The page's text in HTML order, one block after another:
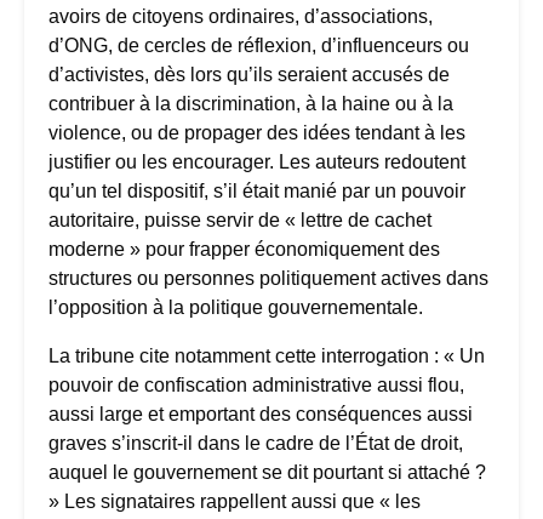
avoirs de citoyens ordinaires, d’associations,
d’ONG, de cercles de réflexion, d’influenceurs ou
d’activistes, dès lors qu’ils seraient accusés de
contribuer à la discrimination, à la haine ou à la
violence, ou de propager des idées tendant à les
justifier ou les encourager. Les auteurs redoutent
qu’un tel dispositif, s’il était manié par un pouvoir
autoritaire, puisse servir de « lettre de cachet
moderne » pour frapper économiquement des
structures ou personnes politiquement actives dans
l’opposition à la politique gouvernementale.
La tribune cite notamment cette interrogation : « Un
pouvoir de confiscation administrative aussi flou,
aussi large et emportant des conséquences aussi
graves s’inscrit-il dans le cadre de l’État de droit,
auquel le gouvernement se dit pourtant si attaché ?
» Les signataires rappellent aussi que « les